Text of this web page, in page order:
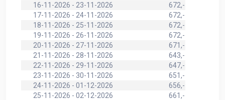
16-11-2026 - 23-11-2026
672,-
17-11-2026 - 24-11-2026
672,-
18-11-2026 - 25-11-2026
672,-
19-11-2026 - 26-11-2026
672,-
20-11-2026 - 27-11-2026
671,-
21-11-2026 - 28-11-2026
643,-
22-11-2026 - 29-11-2026
647,-
23-11-2026 - 30-11-2026
651,-
24-11-2026 - 01-12-2026
656,-
25-11-2026 - 02-12-2026
661,-